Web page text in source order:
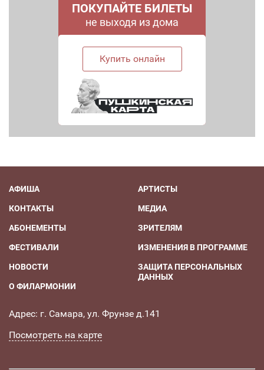
ПОКУПАЙТЕ БИЛЕТЫ
не выходя из дома
Купить онлайн
АФИША
КОНТАКТЫ
АБОНЕМЕНТЫ
ФЕСТИВАЛИ
НОВОСТИ
О ФИЛАРМОНИИ
АРТИСТЫ
МЕДИА
ЗРИТЕЛЯМ
ИЗМЕНЕНИЯ В ПРОГРАММЕ
ЗАЩИТА ПЕРСОНАЛЬНЫХ
ДАННЫХ
Адрес: г. Самара, ул. Фрунзе д.141
Посмотреть на карте